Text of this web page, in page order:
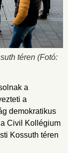
téren (Fotó:
a
a
demokratikus
Civil Kollégium
Kossuth téren